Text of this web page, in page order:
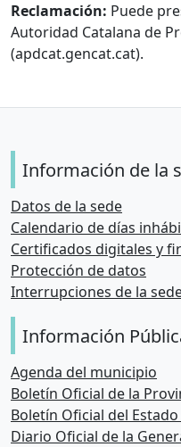
Reclamación: Puede
Autoridad Catalana de
(apdcat.gencat.cat).
Información de la
Datos de la sede
Calendario de días
Certificados digitales y
Protección de datos
Interrupciones de la
Información
Agenda del municipio
Boletín Oficial de la
Boletín Oficial del Estado
Diario Oficial de la